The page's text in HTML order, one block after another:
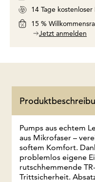
14 Tage kostenloser
15 %
Jetzt anmelden
Pumps aus echtem
aus Mikrofaser –
softem Komfort.
problemlos eigene
rutschhemmende
Trittsicherheit.